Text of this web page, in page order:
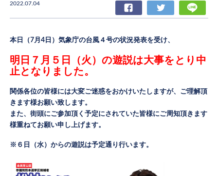
2022.07.04 Facebook Twitter
本日（7月4日）気象庁の台風４号の状況発表を受け、
明日７月５日（火）の遊説は大事をとり中
止となりました。
関係各位の皆様には大変ご迷惑をおかけいたしますが、ご理解頂
きます様お願い致します。
また、街頭にご参加頂く予定にされていた皆様にご周知頂きます
様重ねてお願い申し上げます。
※６日（水）からの遊説は予定通り行います。